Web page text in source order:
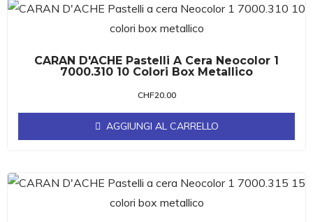
CARAN D'ACHE Pastelli A Cera Neocolor 1
7000.310 10 Colori Box Metallico
CHF20.00
AGGIUNGI AL CARRELLO